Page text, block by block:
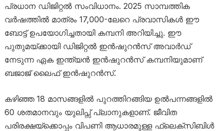
പ്രധാന ഡിജിറ്റൽ സംവിധാനം. 2025 സാമ്പത്തിക
വർഷത്തിൽ മാത്രം 17,000-ലേറെ പ്രവാസികൾ ഈ
ബോട്ട് ഉപയോഗിച്ചതായി കമ്പനി അറിയിച്ചു. ഈ
പുതുമയ്ക്കായി ഡിജിറ്റൽ ഇൻഷുറൻസ് അവാർഡ്
നേടുന്ന ഏക ഇന്ത്യൻ ഇൻഷുറൻസ് കമ്പനിയുമാണ്
ബജാജ് ലൈഫ് ഇൻഷുറൻസ്.
കഴിഞ്ഞ 18 മാസങ്ങളിൽ പുറത്തിറങ്ങിയ ഉൽപന്നങ്ങളിൽ
60 ശതമാനവും യുലിപ്സ് പ്ലാനുകളാണ്. ജീവിത
പരിരക്ഷയ്‌ക്കൊപ്പം വിപണി ആധാരമുള്ള ഫ്ലെക്സിബിൾ